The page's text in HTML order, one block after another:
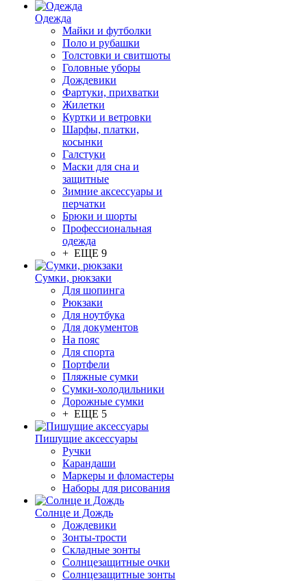
Одежда
Майки и футболки
Поло и рубашки
Толстовки и свитшоты
Головные уборы
Дождевики
Фартуки, прихватки
Жилетки
Куртки и ветровки
Шарфы, платки,
косынки
Галстуки
Маски для сна и
защитные
Зимние аксессуары и
перчатки
Брюки и шорты
Профессиональная
одежда
+ ЕЩЕ 9
Сумки, рюкзаки
Для шопинга
Рюкзаки
Для ноутбука
Для документов
На пояс
Для спорта
Портфели
Пляжные сумки
Сумки-холодильники
Дорожные сумки
+ ЕЩЕ 5
Пишущие аксессуары
Ручки
Карандаши
Маркеры и фломастеры
Наборы для рисования
Солнце и Дождь
Дождевики
Зонты-трости
Складные зонты
Солнцезащитные очки
Солнцезащитные зонты